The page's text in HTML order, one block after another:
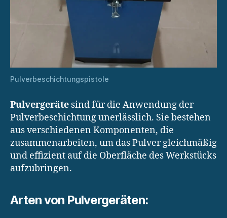
Pulverbeschichtungspistole
Pulvergeräte sind für die Anwendung der
Pulverbeschichtung unerlässlich. Sie bestehen
aus verschiedenen Komponenten, die
zusammenarbeiten, um das Pulver gleichmäßig
und effizient auf die Oberfläche des Werkstücks
aufzubringen.
Arten von Pulvergeräten: